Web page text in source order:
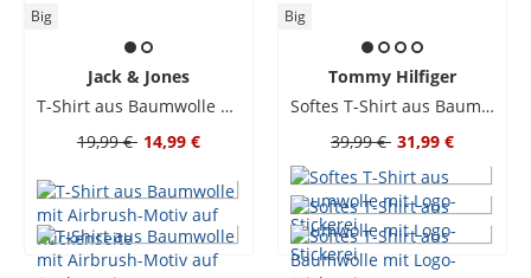
Big
Jack & Jones
T-Shirt aus Baumwolle mit Airbrush-Motiv auf Rückenseite
19,99 € 14,99 €
Big
Tommy Hilfiger
Softes T-Shirt aus Baumwolle mit Logo-Stickerei
39,99 € 31,99 €